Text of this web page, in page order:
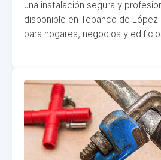
una instalación segura y
disponible en Tepanco de López
para hogares, negocios y